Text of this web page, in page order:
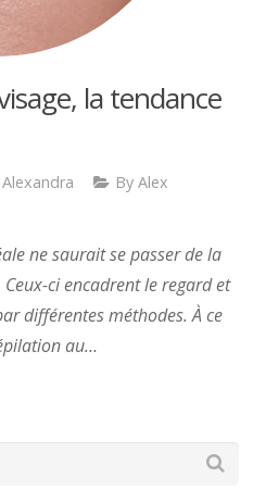
la tendance
Alexandra
By Alex
ne saurait se passer de la
ci encadrent le regard et
différentes méthodes. À ce
au…